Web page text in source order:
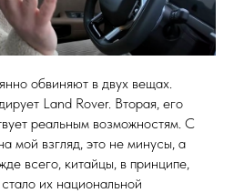
обвиняют в двух вещах.
Land Rover. Вторая, его
реальным возможностям. С
мой взгляд, это не минусы, а
всего, китайцы, в принципе,
их национальной